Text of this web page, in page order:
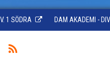
1 SÖDRA DAM AKADEMI -